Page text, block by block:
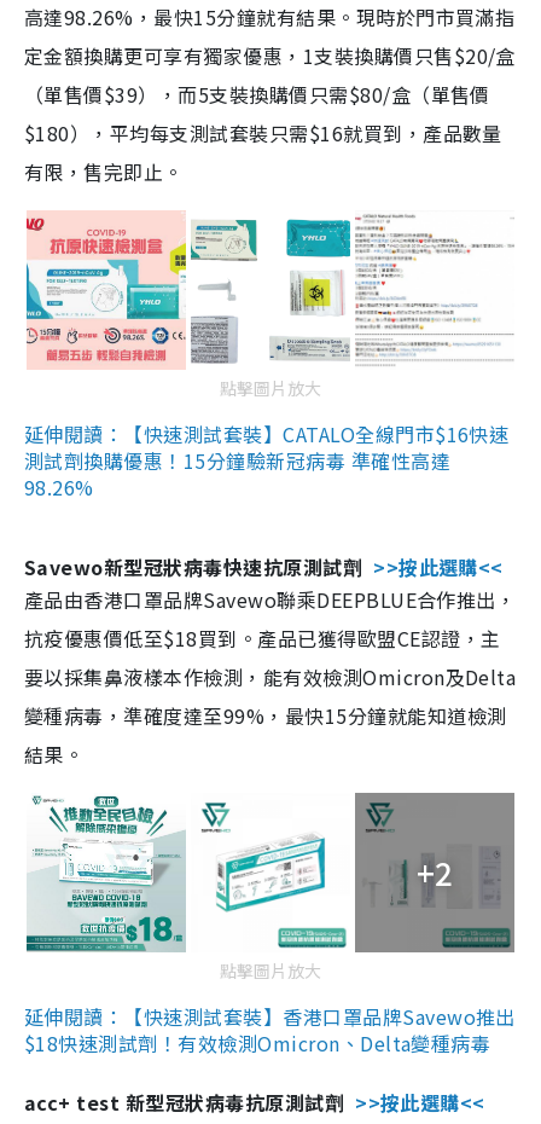
高達98.26%，最快15分鐘就有結果。現時於門市買滿指
定金額換購更可享有獨家優惠，1支裝換購價只售$20/盒
（單售價$39），而5支裝換購價只需$80/盒（單售價
$180），平均每支測試套裝只需$16就買到，產品數量
有限，售完即止。
點擊圖片放大
延伸閱讀：【快速測試套裝】CATALO全線門市$16快速
測試劑換購優惠！15分鐘驗新冠病毒 準確性高達
98.26%
Savewo新型冠狀病毒快速抗原測試劑 >>按此選購<<
產品由香港口罩品牌Savewo聯乘DEEPBLUE合作推出，
抗疫優惠價低至$18買到。產品已獲得歐盟CE認證，主
要以採集鼻液樣本作檢測，能有效檢測Omicron及Delta
變種病毒，準確度達至99%，最快15分鐘就能知道檢測
結果。
+2
點擊圖片放大
延伸閱讀：【快速測試套裝】香港口罩品牌Savewo推出
$18快速測試劑！有效檢測Omicron、Delta變種病毒
acc+ test 新型冠狀病毒抗原測試劑 >>按此選購<<